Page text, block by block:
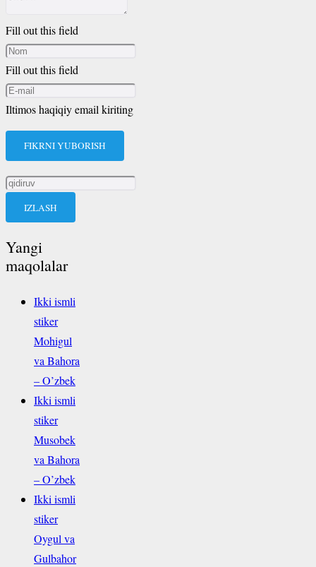
Fill out this field
Fill out this field
Iltimos haqiqiy email kiriting
FIKRNI YUBORISH
Qidirshish:
Yangi
maqolalar
Ikki ismli
stiker
Mohigul
va Bahora
– O’zbek
Ikki ismli
stiker
Musobek
va Bahora
– O’zbek
Ikki ismli
stiker
Oygul va
Gulbahor